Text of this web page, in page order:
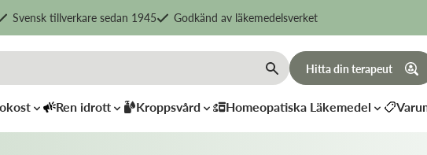
Svensk tillverkare sedan 1945 Godkänd av läkemedelsverket
Hitta din terapeut
Ren idrott Kroppsvård Homeopatiska Läkemedel